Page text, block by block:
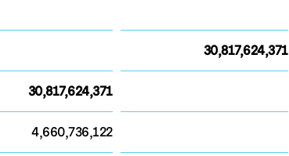
30,817,624,371
30,817,624,371
4,660,736,122